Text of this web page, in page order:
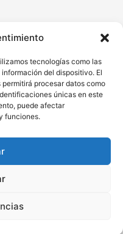
tecnologías como las
del dispositivo. El
procesar datos como
únicas en este
puede afectar
funciones.